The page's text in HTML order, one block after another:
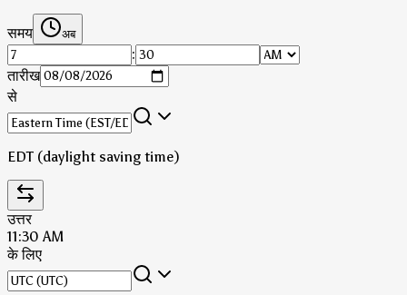
समय अब
:
तारीख
से
EDT (daylight saving time)
उत्तर
11:30 AM
के लिए